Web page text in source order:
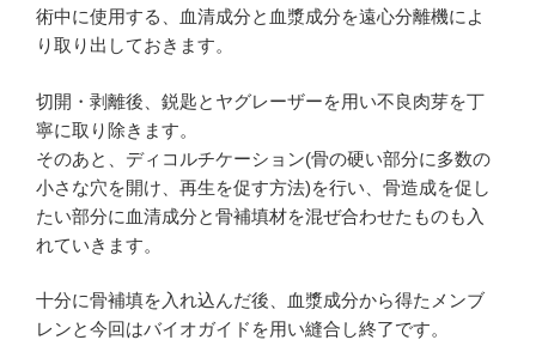
術中に使用する、血清成分と血漿成分を遠心分離機によ
り取り出しておきます。
切開・剥離後、鋭匙とヤグレーザーを用い不良肉芽を丁
寧に取り除きます。
そのあと、ディコルチケーション(骨の硬い部分に多数の
小さな穴を開け、再生を促す方法)を行い、骨造成を促し
たい部分に血清成分と骨補填材を混ぜ合わせたものも入
れていきます。
十分に骨補填を入れ込んだ後、血漿成分から得たメンブ
レンと今回はバイオガイドを用い縫合し終了です。